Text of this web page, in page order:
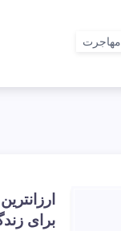
مهاجرت
برای